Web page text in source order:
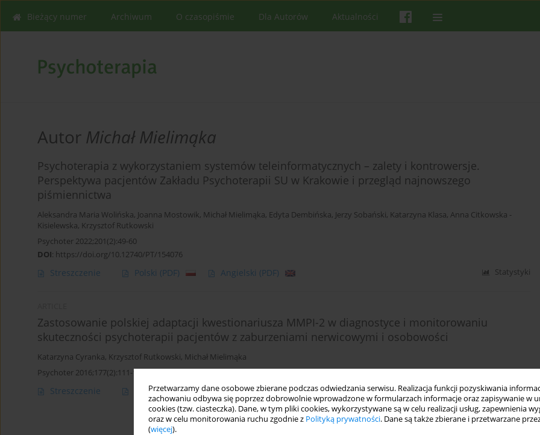
Przetwarzamy dane osobowe zbierane podczas odwiedzania serwisu. Realizacja funkcji pozyskiwania
zachowaniu odbywa się poprzez dobrowolnie wprowadzone w formularzach informacje oraz zapisywanie w
cookies (tzw. ciasteczka). Dane, w tym pliki cookies, wykorzystywane są w celu realizacji usług, zapewnienia
oraz w celu monitorowania ruchu zgodnie z Polityką prywatności. Dane są także zbierane i przetwarzane
(więcej).
Bieżący numer Archiwum O czasopiśmie Dla Autorów Aktualności
Autor Michał Mielimąka
Psychoterapia z wykorzystaniem systemów teleinformatycznych – zalety i kontrowersje.
Perspektywa pacjentów Zakładu Psychoterapii SU w Krakowie i przegląd najnowszego
piśmiennictwa
Aleksandra Maria Wolińska, Joanna Mostowik, Michał Mielimąka, Edyta Dembińska, Jerzy Sobański, Katarzyna Klasa, Anna Citkowska -
Kisielewska, Krzysztof Rutkowski
Psychoter 2022;201(2):49-60
DOI: https://doi.org/10.12740/PT/154076
Streszczenie Polski (PDF) Angielski (PDF) Statystyki
Zastosowanie polskiej adaptacji kwestionariusza MMPI-2 w diagnostyce i monitorowaniu
skuteczności psychoterapii pacjentów z zaburzeniami nerwicowymi i osobowości
Katarzyna Cyranka, Krzysztof Rutkowski, Michał Mielimąka
Psychoter 2016;177(2):111-122
Streszczenie Polski(PDF) Angielski(PDF) Statystyki